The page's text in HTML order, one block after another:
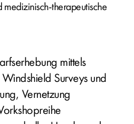
medizinisch-therapeutische
mittels
Surveys und
Vernetzung